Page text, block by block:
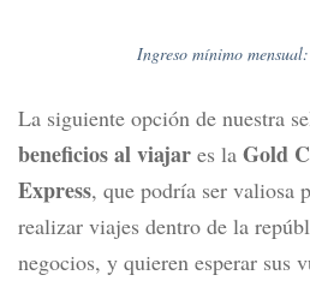
Ingreso mínimo
La siguiente opción de nuestra
beneficios al viajar es la Gold
Express, que podría ser valiosa
realizar viajes dentro de la
negocios, y quieren esperar sus